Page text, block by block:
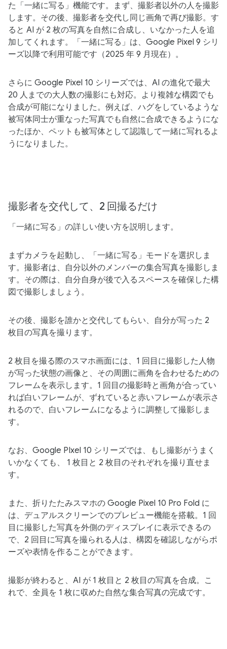
た​「一緒に​写る」機能です。​まず、​撮影者以外の​人を​撮影
します。​その後、​撮影者を​交代し同じ​画角で​再び撮影。​す
ると​ AI が​ 2 枚の​写真を​自然に​合成し、​いなかった​人を​追
加してくれます。「一緒に写る」は、Google Pixel 9 シリ
ーズ以降で利用可能です（2025 年 9 月現在）。
さらに Google Pixel 10 シリーズでは、AI の進化で最大
20 人までの大人数の撮影にも対応。より複雑な構図でも
合成が可能になりました。例えば、ハグをしているような
被写体同士が重なった写真でも自然に合成できるようにな
ったほか、ペットも被写体として認識して一緒に写れるよ
うになりました。
撮影者を​​交代して、​​2 回撮るだけ
「一緒に​写る」の​詳しい​使い方を​説明します。
まず​カメラを​起動し、​「一緒に​写る」モードを​選択しま
す。​撮影者は、​自分以外の​メンバーの​集合写真を​撮影しま
す。​その​際は、​自分​自身が​後で​入る​スペースを​確保した​構
図で​撮影しましょう。
その後、​撮影を​誰かと​交代してもらい、​自分が​写った​ 2
枚目の​写真を​撮ります。
2 枚目を​撮る​際の​スマホ画面には、​1 回目に​撮影した​人物
が​写った状態の​画像と、​その​周囲に​画角を​合わせる​ための​
フレームを​表示します。​1 回目の​撮影時と​画角が​合ってい
れば​白いフレームが、​ずれていると​赤いフレームが​表示さ
れるので、​白いフレームに​なるように​調整して​撮影しま
す。
なお、Google PIxel 10 シリーズでは、もし撮影がうまく
いかなくても、 1 枚目と 2 枚目のそれぞれを撮り直せま
す。
また、折りたたみスマホの Google Pixel 10 Pro Fold に
は、デュアルスクリーンでのプレビュー機能を搭載。1 回
目に撮影した写真を外側のディスプレイに表示できるの
で、2 回目に写真を撮られる人は、構図を確認しながらポ
ーズや表情を作ることができます。
撮影が​終わると、​AI が​ 1 枚目と​ 2 枚目の​写真を​合成。​こ
れで、​全員を​ 1 枚に​収めた​自然な​集合写真の​完成です。